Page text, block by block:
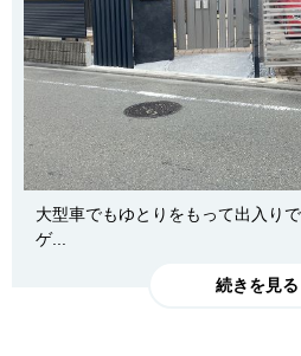
大型車でもゆとりをもって出入り
ゲ...
続きを見る